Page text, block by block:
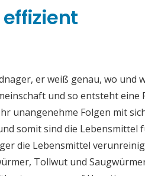
er weiß genau, wo und
und so entsteht eine
unangenehme Folgen mit
somit sind die Lebensmittel
die Lebensmittel
Tollwut und